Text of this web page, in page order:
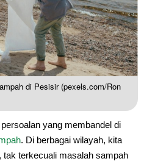
di Pesisir (pexels.com/Ron
yang membandel di
. Di berbagai wilayah, kita
tak terkecuali masalah sampah